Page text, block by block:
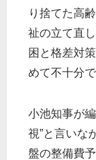
り捨てた高
祉の立て直
困と格差対
めて不十分で
小池知事が
視”と言いな
盤の整備費